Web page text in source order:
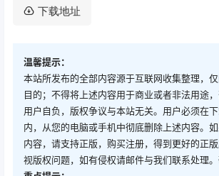
下载地址
温馨提示：
本站所发布的全部内容源于互联网收集整理，
目的；不得将上述内容用于商业或者非法用途
用户自负，版权争议与本站无关。用户必须在
内，从您的电脑或手机中彻底删除上述内容。
内容，请支持正版，购买注册，得到更好的正
视版权问题，如有侵权请邮件与我们联系处理。